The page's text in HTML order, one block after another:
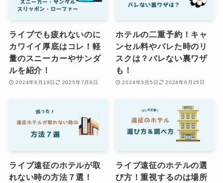
ライブでも疲れないのに
カワイイ厚底はコレ！軽
量のスニーカーやサンダ
ルを紹介！
2024年6月18日 2025年7月6日
ホテルの二重予約！キャ
ンセル料やバレた時のリ
スクは？バレない裏ワザ
も！
2024年3月5日 2024年6月25日
ライブ遠征のホテルが取
れない時の方法７選！
ライブ遠征のホテルの選
び方！重視するのは場所